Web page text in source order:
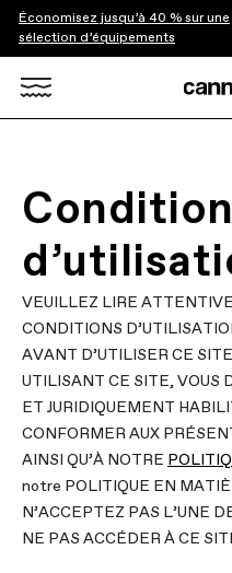
Économisez jusqu’à 40 % sur une
sélection d’équipements
VEUILLEZ LIRE
CONDITIONS
AVANT D’UTILISER CE
UTILISANT CE SITE, VOUS
ET JURIDIQUEMENT
CONFORMER AUX
AINSI QU’À NOTRE
notre POLITIQUE EN
N’ACCEPTEZ PAS L’UNE
NE PAS ACCÉDER À CE